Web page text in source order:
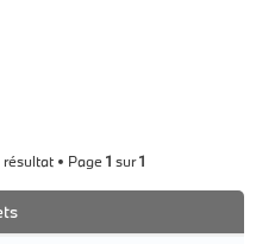
• Page1 sur1